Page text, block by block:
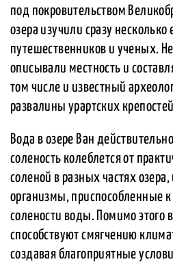
под покровительством
озера изучили сразу несколько
путешественников и ученых.
описывали местность и
том числе и известный
развалины урартских
Вода в озере Ван
соленость колеблется от
соленой в разных частях
организмы, приспособленные к
солености воды. Помимо этого
способствуют смягчению
создавая благоприятные